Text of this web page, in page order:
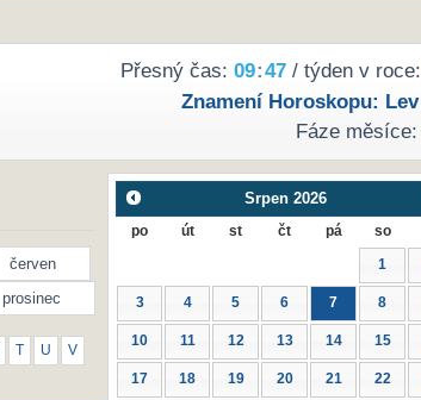
Přesný čas: 09:47/ týden v roce:
Znamení Horoskopu: Lev
Fáze měsíce:
červen
prosinec
T U V
Srpen 2026
po út st čt pá so
1
3 4 5 6 7 8
10 11 12 13 14 15
17 18 19 20 21 22